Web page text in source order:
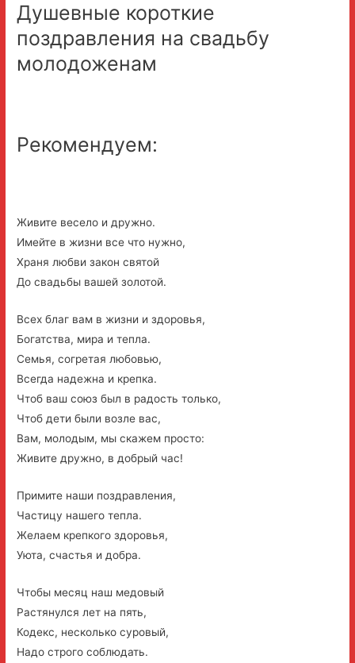
Душевные короткие
поздравления на свадьбу
молодоженам
Рекомендуем:
Живите весело и дружно.
Имейте в жизни все что нужно,
Храня любви закон святой
До свадьбы вашей золотой.
Всех благ вам в жизни и здоровья,
Богатства, мира и тепла.
Семья, согретая любовью,
Всегда надежна и крепка.
Чтоб ваш союз был в радость только,
Чтоб дети были возле вас,
Вам, молодым, мы скажем просто:
Живите дружно, в добрый час!
Примите наши поздравления,
Частицу нашего тепла.
Желаем крепкого здоровья,
Уюта, счастья и добра.
Чтобы месяц наш медовый
Растянулся лет на пять,
Кодекс, несколько суровый,
Надо строго соблюдать.